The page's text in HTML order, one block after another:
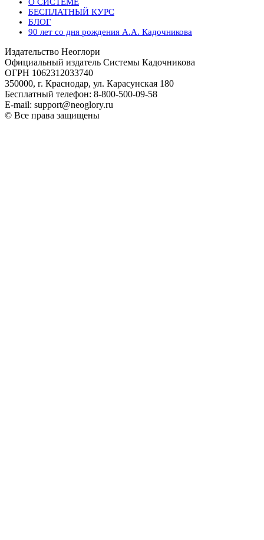
О СИСТЕМЕ
БЕСПЛАТНЫЙ КУРС
БЛОГ
90 лет со дня рождения А.А. Кадочникова
Издательство Неоглори
Официальный издатель Системы Кадочникова
ОГРН 1062312033740
350000, г. Краснодар, ул. Карасунская 180
Бесплатный телефон: 8-800-500-09-58
E-mail: support@neoglory.ru
© Все права защищены